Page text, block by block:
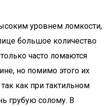
уровнем ломкости,
большое количество
часто ломаются
но помимо этого их
как при тактильном
грубую солому. В